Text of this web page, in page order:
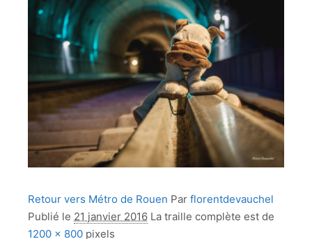
Retour vers Métro de Rouen Par florentdevauchel
Publié le 21 janvier 2016 La traille complète est de
1200 × 800 pixels